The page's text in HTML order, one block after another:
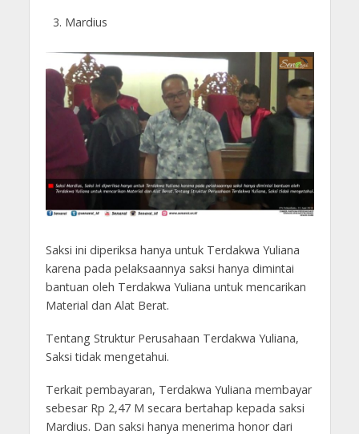
Mardius
Saksi ini diperiksa hanya untuk Terdakwa Yuliana
karena pada pelaksaannya saksi hanya dimintai
bantuan oleh Terdakwa Yuliana untuk mencarikan
Material dan Alat Berat.
Tentang Struktur Perusahaan Terdakwa Yuliana,
Saksi tidak mengetahui.
Terkait pembayaran, Terdakwa Yuliana membayar
sebesar Rp 2,47 M secara bertahap kepada saksi
Mardius. Dan saksi hanya menerima honor dari